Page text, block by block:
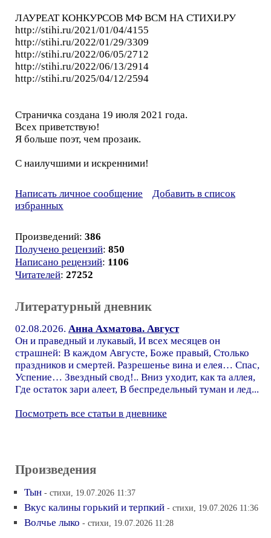
ЛАУРЕАТ КОНКУРСОВ МФ ВСМ НА СТИХИ.РУ
http://stihi.ru/2021/01/04/4155
http://stihi.ru/2022/01/29/3309
http://stihi.ru/2022/06/05/2712
http://stihi.ru/2022/06/13/2914
http://stihi.ru/2025/04/12/2594
Страничка создана 19 июля 2021 года.
Всех приветствую!
Я больше поэт, чем прозаик.
С наилучшими и искренними!
Написать личное сообщение
Добавить в список
избранных
Произведений: 386
Получено рецензий: 850
Написано рецензий: 1106
Читателей: 27252
Литературный дневник
02.08.2026. Анна Ахматова. Август
Он и праведный и лукавый, И всех месяцев он
страшней: В каждом Августе, Боже правый, Столько
праздников и смертей. Разрешенье вина и елея… Спас,
Успение… Звездный свод!.. Вниз уходит, как та аллея,
Где остаток зари алеет, В беспредельный туман и лед...
Посмотреть все статьи в дневнике
Произведения
Тын - стихи, 19.07.2026 11:37
Вкус калины горький и терпкий - стихи, 19.07.2026 11:36
Волчье лыко - стихи, 19.07.2026 11:28